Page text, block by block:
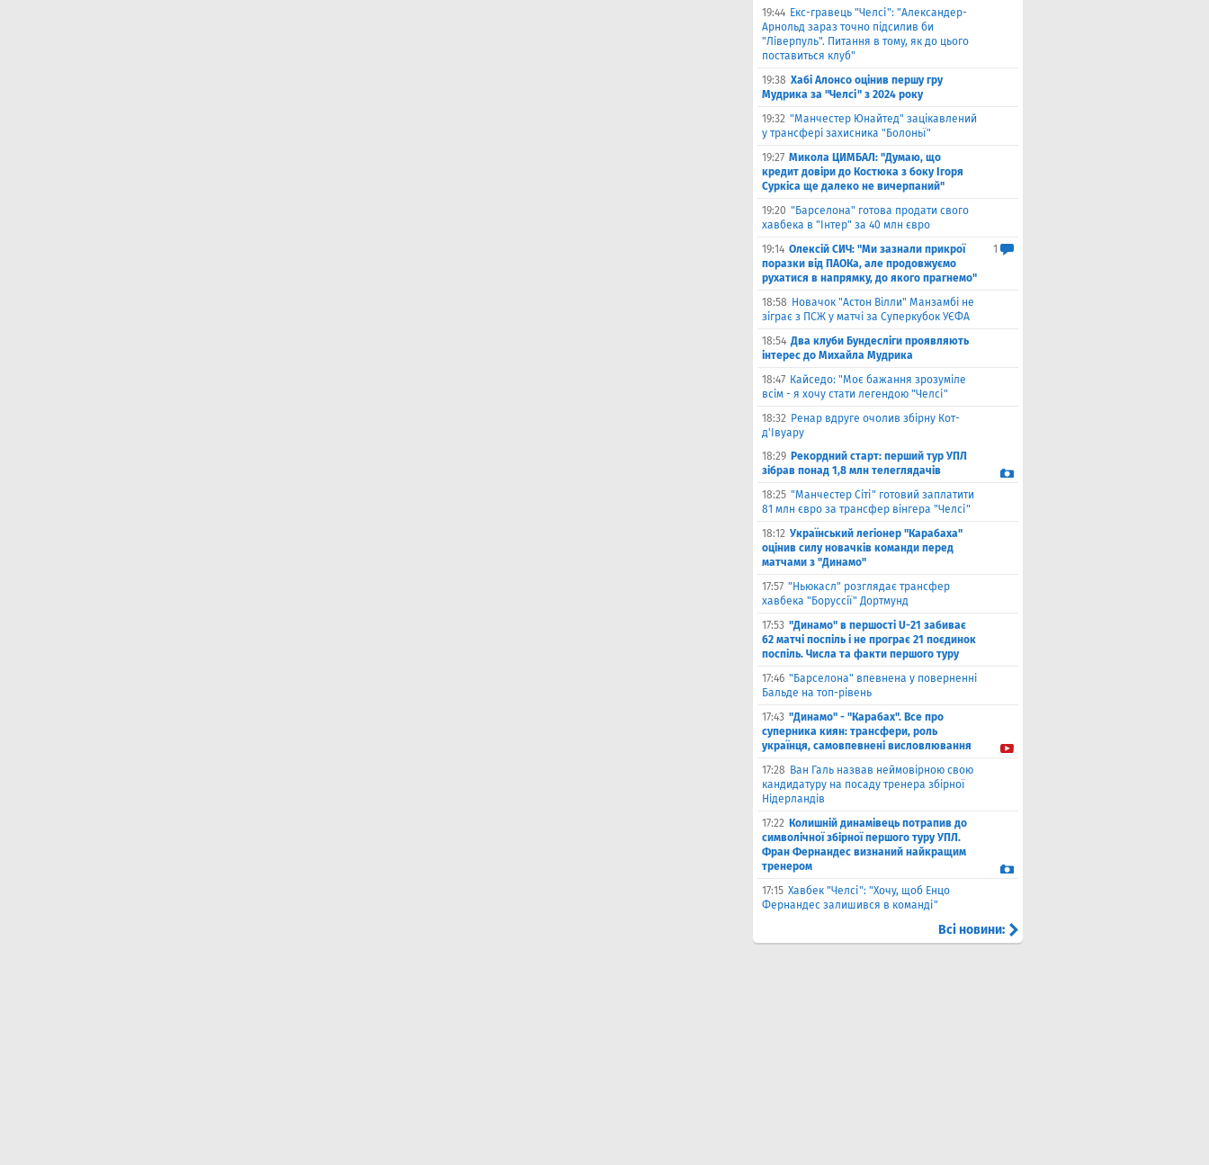
19:44 Екс-гравець "Челсі": "Александер-
Арнольд зараз точно підсилив би
"Ліверпуль". Питання в тому, як до цього
поставиться клуб"
19:38 Хабі Алонсо оцінив першу гру
Мудрика за "Челсі" з 2024 року
19:32 "Манчестер Юнайтед" зацікавлений
у трансфері захисника "Болоньї"
19:27 Микола ЦИМБАЛ: "Думаю, що
кредит довіри до Костюка з боку Ігоря
Суркіса ще далеко не вичерпаний"
19:20 "Барселона" готова продати свого
хавбека в "Інтер" за 40 млн євро
19:14 Олексій СИЧ: "Ми зазнали прикрої
поразки від ПАОКа, але продовжуємо
рухатися в напрямку, до якого прагнемо"
1
18:58 Новачок "Астон Вілли" Манзамбі не
зіграє з ПСЖ у матчі за Суперкубок УЄФА
18:54 Два клуби Бундесліги проявляють
інтерес до Михайла Мудрика
18:47 Кайседо: "Моє бажання зрозуміле
всім - я хочу стати легендою "Челсі"
18:32 Ренар вдруге очолив збірну Кот-
д'Івуару
18:29 Рекордний старт: перший тур УПЛ
зібрав понад 1,8 млн телеглядачів
18:25 "Манчестер Сіті" готовий заплатити
81 млн євро за трансфер вінгера "Челсі"
18:12 Український легіонер "Карабаха"
оцінив силу новачків команди перед
матчами з "Динамо"
17:57 "Ньюкасл" розглядає трансфер
хавбека "Боруссії" Дортмунд
17:53 "Динамо" в першості U-21 забиває
62 матчі поспіль і не програє 21 поєдинок
поспіль. Числа та факти першого туру
17:46 "Барселона" впевнена у поверненні
Бальде на топ-рівень
17:43 "Динамо" - "Карабах". Все про
суперника киян: трансфери, роль
українця, самовпевнені висловлювання
17:28 Ван Галь назвав неймовірною свою
кандидатуру на посаду тренера збірної
Нідерландів
17:22 Колишній динамівець потрапив до
символічної збірної першого туру УПЛ.
Фран Фернандес визнаний найкращим
тренером
17:15 Хавбек "Челсі": "Хочу, щоб Енцо
Фернандес залишився в команді"
Всі новини: